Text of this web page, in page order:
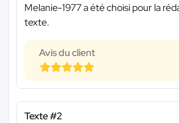
Melanie-1977 a été choisi pour la
texte.
Avis du client
Texte #2